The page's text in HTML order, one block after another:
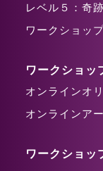
レベル５：奇
ワークショッ
ワークショッ
オンラインオ
オンラインア
ワークショッ